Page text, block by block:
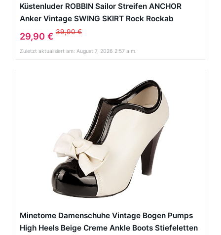
Küstenluder ROBBIN Sailor Streifen ANCHOR
Anker Vintage SWING SKIRT Rock Rockab
29,90 € 39,90 €
Zuletzt aktualisiert am: August 7, 2026 2:57 a.m.
Minetome Damenschuhe Vintage Bogen Pumps
High Heels Beige Creme Ankle Boots Stiefeletten